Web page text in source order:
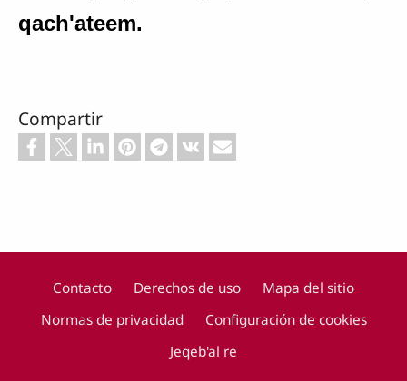
qach'ateem.
Compartir
Footer
Contacto Derechos de uso
Mapa del sitio
Normas de privacidad
Configuración de cookies
Jeqeb'al re